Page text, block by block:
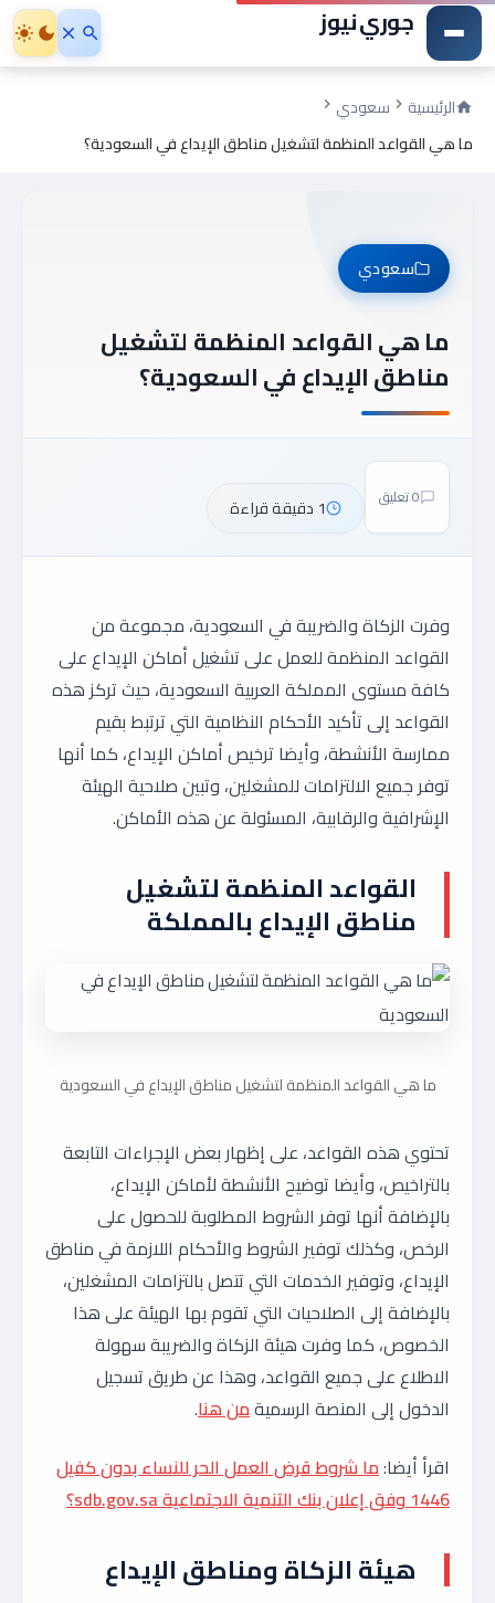
جوري نيوز
الرئيسية
سعودي
ما هي القواعد المنظمة لتشغيل مناطق الإيداع في السعودية؟
سعودي
ما هي القواعد المنظمة لتشغيل
مناطق الإيداع في السعودية؟
0 تعليق 1 دقيقة قراءة
وفرت الزكاة والضريبة في السعودية، مجموعة من
القواعد المنظمة للعمل على تشغيل أماكن الإيداع على
كافة مستوى المملكة العربية السعودية، حيث تركز هذه
القواعد إلى تأكيد الأحكام النظامية التي ترتبط بقيم
ممارسة الأنشطة، وأيضا ترخيص أماكن الإيداع، كما أنها
توفر جميع الالتزامات للمشغلين، وتبين صلاحية الهيئة
الإشرافية والرقابية، المسئولة عن هذه الأماكن.
القواعد المنظمة لتشغيل
مناطق الإيداع بالمملكة
ما هي القواعد المنظمة لتشغيل مناطق الإيداع في السعودية
تحتوي هذه القواعد، على إظهار بعض الإجراءات التابعة
بالتراخيص، وأيضا توضيح الأنشطة لأماكن الإيداع،
بالإضافة أنها توفر الشروط المطلوبة للحصول على
الرخص، وكذلك توفير الشروط والأحكام اللازمة في مناطق
الإيداع، وتوفير الخدمات التي تتصل بالتزامات المشغلين،
بالإضافة إلى الصلاحيات التي تقوم بها الهيئة على هذا
الخصوص، كما وفرت هيئة الزكاة والضريبة سهولة
الاطلاع على جميع القواعد، وهذا عن طريق تسجيل
الدخول إلى المنصة الرسميةمن هنا.
اقرأ أيضا:ما شروط قرض العمل الحر للنساء بدون كفيل
1446 وفق إعلان بنك التنمية الاجتماعية sdb.gov.sa؟
هيئة الزكاة ومناطق الإيداع